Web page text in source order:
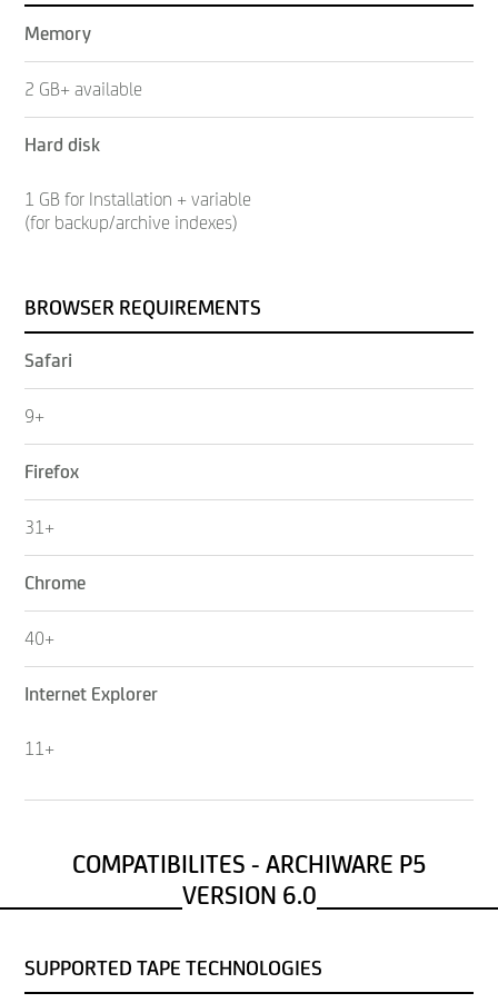
Memory
2 GB+ available
Hard disk
1 GB for Installation + variable
(for backup/archive indexes)
BROWSER REQUIREMENTS
Safari
9+
Firefox
31+
Chrome
40+
Internet Explorer
11+
COMPATIBILITES - ARCHIWARE P5
VERSION 6.0
SUPPORTED TAPE TECHNOLOGIES